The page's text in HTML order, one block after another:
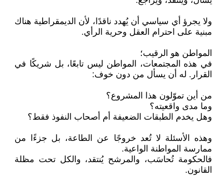
ولا يجرؤ أي سياسي أن يُهدد ناقدًا، لأن الديمقراطية هناك
مبنية على احترام العقل وحرية الرأي.
المواطن هو الرقيب؛
في هذه المجتمعات، المواطن ليس تابعًا، بل شريكًا في
القرار. له أن يسأل من دون خوف:
من أين تموّلون هذا المشروع؟
وما مدى واقعيته؟
وهل يخدم الطبقات الضعيفة أم أصحاب النفوذ فقط؟
وهذه الأسئلة لا تُعد خروجًا عن الطاعة، بل جزءًا من
ممارسة المواطنة الواعية.
فالحكومة تُحاسَب، والمرشح يُنتقد، والكل تحت مظلة
القانون.